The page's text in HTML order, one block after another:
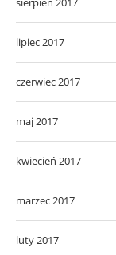
lipiec 2017
czerwiec 2017
maj 2017
kwiecień 2017
marzec 2017
luty 2017